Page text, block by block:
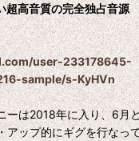
高音質の完全独占音源
user-233178645-
sample/s-KyHVn
ーは2018年に入り、6月
アップ的にギグを行なっ